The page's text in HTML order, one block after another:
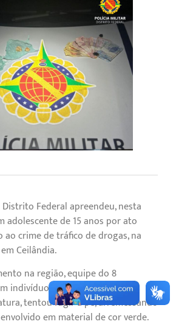
Federal apreendeu, nesta
adolescente de 15 anos por ato
crime de tráfico de drogas, na
Ceilândia.
na região, equipe do 8º
indivíduo, que ao perceber a
tentou fugir a pé, arremessando
em material de cor verde.